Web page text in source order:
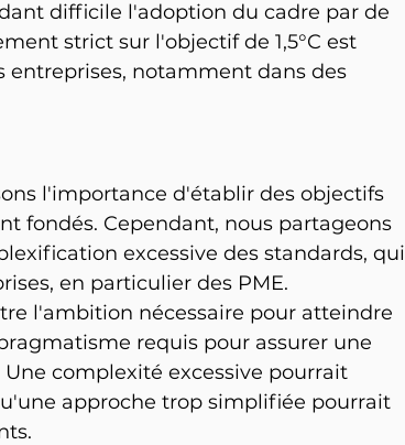
difficile l'adoption du cadre par de
strict sur l'objectif de 1,5°C est
notamment dans des
l'importance d'établir des objectifs
fondés. Cependant, nous partageons
excessive des standards, qui
en particulier des PME.
l'ambition nécessaire pour atteindre
requis pour assurer une
complexité excessive pourrait
approche trop simplifiée pourrait